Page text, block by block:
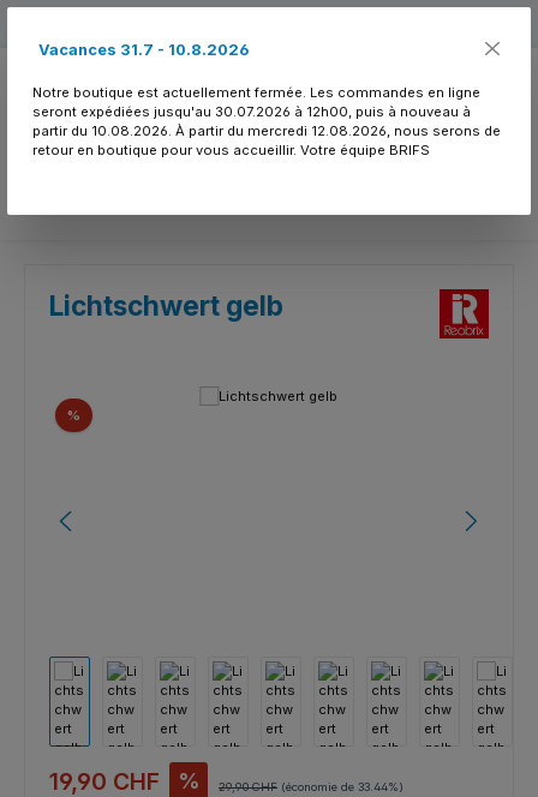
Lichtschwert gelb
Ignorer la galerie d'images
% Réduction
Prix de vente :
19,90 CHF % Prix régulier :
29,90 CHF (économie de 33.44%)
Vacances 31.7 - 10.8.2026
Notre boutique est actuellement fermée. Les commandes en ligne
seront expédiées jusqu'au 30.07.2026 à 12h00, puis à nouveau à
partir du 10.08.2026. À partir du mercredi 12.08.2026, nous serons de
retour en boutique pour vous accueillir. Votre équipe BRIFS